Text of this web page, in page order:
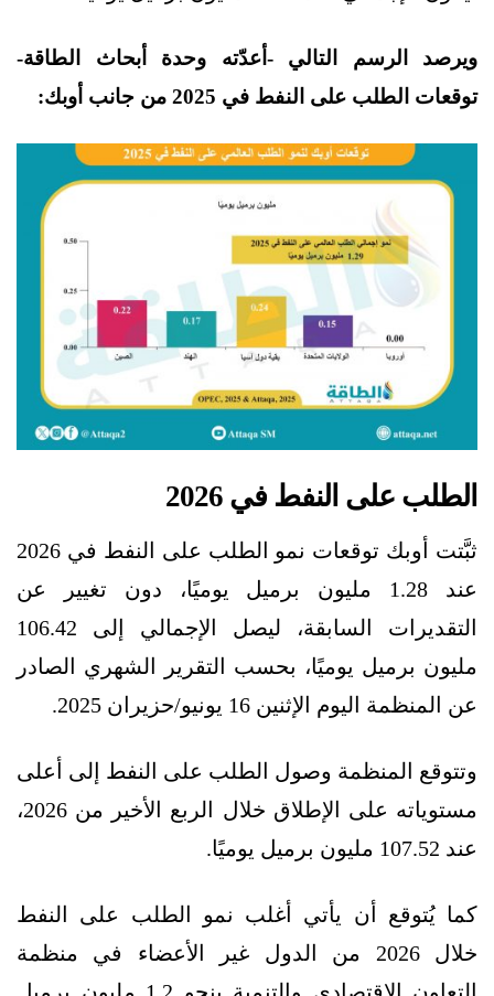
ويرصد الرسم التالي -أعدّته وحدة أبحاث الطاقة-
توقعات الطلب على النفط في 2025 من جانب أوبك:
الطلب على النفط في 2026
ثبَّتت أوبك توقعات نمو الطلب على النفط في 2026
عند 1.28 مليون برميل يوميًا، دون تغيير عن
التقديرات السابقة، ليصل الإجمالي إلى 106.42
مليون برميل يوميًا، بحسب التقرير الشهري الصادر
عن المنظمة اليوم الإثنين 16 يونيو/حزيران 2025.
وتتوقع المنظمة وصول الطلب على النفط إلى أعلى
مستوياته على الإطلاق خلال الربع الأخير من 2026،
عند 107.52 مليون برميل يوميًا.
كما يُتوقع أن يأتي أغلب نمو الطلب على النفط
خلال 2026 من الدول غير الأعضاء في منظمة